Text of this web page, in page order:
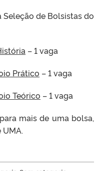
Seleção de Bolsistas do
– 1 vaga
Prático – 1 vaga
Teórico – 1 vaga
mais de uma bolsa,